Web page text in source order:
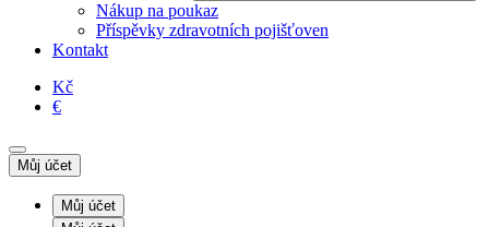
Nákup na poukaz
Příspěvky zdravotních pojišťoven
Kontakt
Kč
€
Můj účet
Můj účet